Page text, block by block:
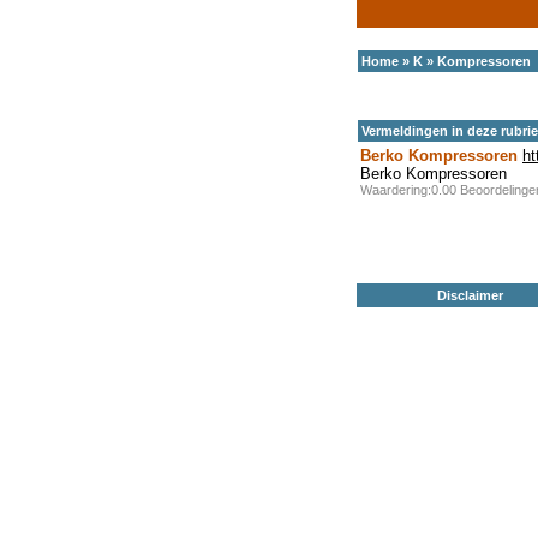
Home » K » Kompressoren
Vermeldingen in deze
Berko Kompressoren
Berko Kompressoren
Waardering:0.00
Disclaimer